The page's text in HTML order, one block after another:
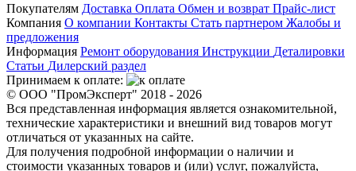
Покупателям Доставка Оплата Обмен и возврат Прайс-лист
Компания О компании Контакты Стать партнером Жалобы и
предложения
Информация Ремонт оборудования Инструкции Деталировки
Статьи Дилерский раздел
Принимаем к оплате:
© ООО "ПромЭксперт" 2018 - 2026
Вся представленная информация является ознакомительной,
технические характеристики и внешний вид товаров могут
отличаться от указанных на сайте.
Для получения подробной информации о наличии и
стоимости указанных товаров и (или) услуг, пожалуйста,